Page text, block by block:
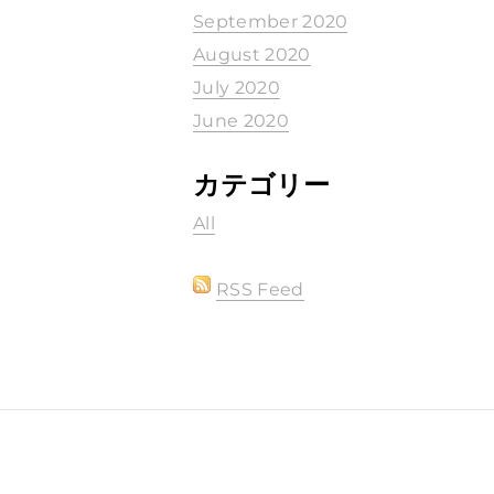
September 2020
August 2020
July 2020
June 2020
カテゴリー
All
RSS Feed